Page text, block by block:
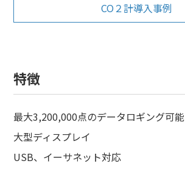
CO２計導入事例
特徴
最大3,200,000点のデータロギング可能
大型ディスプレイ
USB、イーサネット対応